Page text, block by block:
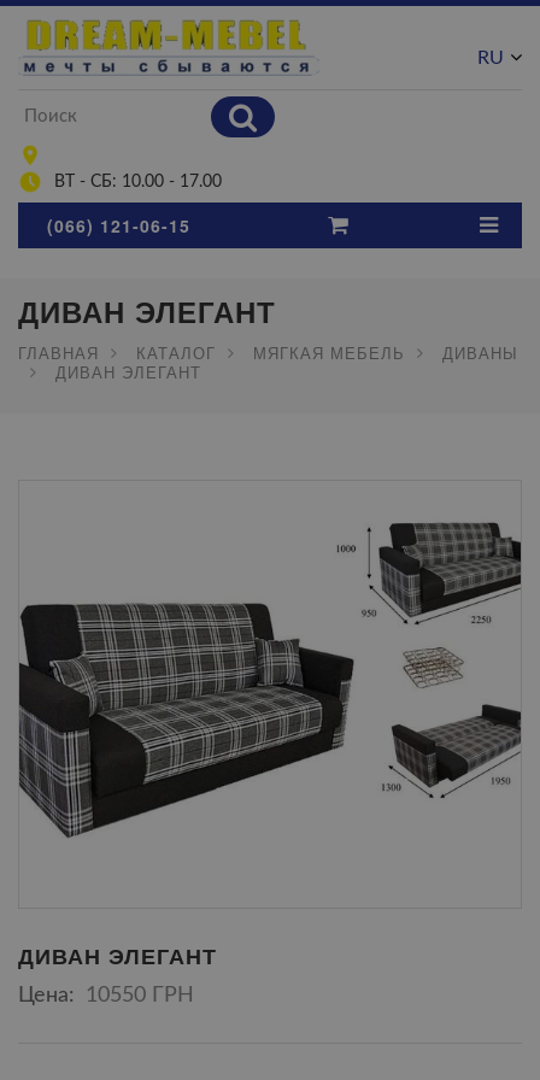
ВТ - СБ: 10.00 - 17.00
RU
(066) 121-06-15
ДИВАН ЭЛЕГАНТ
ГЛАВНАЯ КАТАЛОГ МЯГКАЯ МЕБЕЛЬ
ДИВАНЫ
ДИВАН ЭЛЕГАНТ
ДИВАН ЭЛЕГАНТ
Цена: 10550 ГРН